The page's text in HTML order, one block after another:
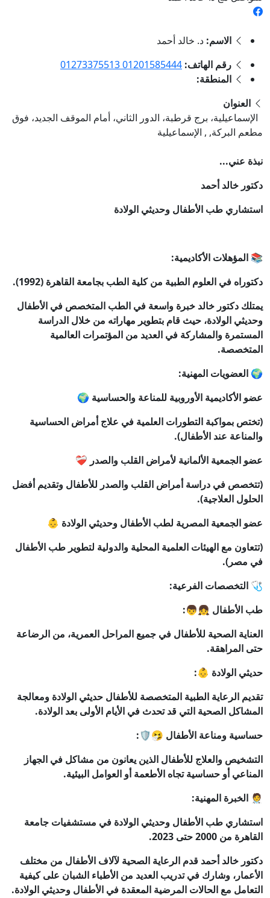
الاسم: د. خالد أحمد
رقم الهاتف: 01201585444 01273375513
المنطقة:
العنوان
الإسماعيلية، برج قرطبة، الدور الثاني، أمام الموقف الجديد، فوق
مطعم البركة, , الإسماعيلية
نبذة عني...
دكتور خالد أحمد
استشاري طب الأطفال وحديثي الولادة
📚 المؤهلات الأكاديمية:
دكتوراه في العلوم الطبية من كلية الطب بجامعة القاهرة (1992).
يمتلك دكتور خالد خبرة واسعة في الطب المتخصص في الأطفال
وحديثي الولادة، حيث قام بتطوير مهاراته من خلال الدراسة
المستمرة والمشاركة في العديد من المؤتمرات العالمية
المتخصصة.
🌍 العضويات المهنية:
عضو الأكاديمية الأوروبية للمناعة والحساسية 🌍
(تختص بمواكبة التطورات العلمية في علاج أمراض الحساسية
والمناعة عند الأطفال).
عضو الجمعية الألمانية لأمراض القلب والصدر ❤️‍🩹
(تتخصص في دراسة أمراض القلب والصدر للأطفال وتقديم أفضل
الحلول العلاجية).
عضو الجمعية المصرية لطب الأطفال وحديثي الولادة 👶
(تتعاون مع الهيئات العلمية المحلية والدولية لتطوير طب الأطفال
في مصر).
🩺 التخصصات الفرعية:
طب الأطفال 👧👦:
العناية الصحية للأطفال في جميع المراحل العمرية، من الرضاعة
حتى المراهقة.
حديثي الولادة 👶:
تقديم الرعاية الطبية المتخصصة للأطفال حديثي الولادة ومعالجة
المشاكل الصحية التي قد تحدث في الأيام الأولى بعد الولادة.
حساسية ومناعة الأطفال 🤧🛡️:
التشخيص والعلاج للأطفال الذين يعانون من مشاكل في الجهاز
المناعي أو حساسية تجاه الأطعمة أو العوامل البيئية.
🧑‍⚕️ الخبرة المهنية:
استشاري طب الأطفال وحديثي الولادة في مستشفيات جامعة
القاهرة من 2000 حتى 2023.
دكتور خالد أحمد قدم الرعاية الصحية لآلاف الأطفال من مختلف
الأعمار، وشارك في تدريب العديد من الأطباء الشبان على كيفية
التعامل مع الحالات المرضية المعقدة في الأطفال وحديثي الولادة.